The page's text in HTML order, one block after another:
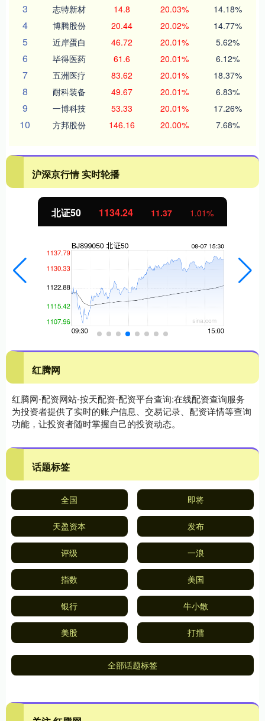
3 志特新材 14.8 20.03% 14.18%
4 博腾股份 20.44 20.02% 14.77%
5 近岸蛋白 46.72 20.01% 5.62%
6 毕得医药 61.6 20.01% 6.12%
7 五洲医疗 83.62 20.01% 18.37%
8 耐科装备 49.67 20.01% 6.83%
9 一博科技 53.33 20.01% 17.26%
10 方邦股份 146.16 20.00% 7.68%
沪深京行情 实时轮播
北证50 1134.24 11.37 1.01%
红腾网
红腾网-配资网站-按天配资-配资平台查询:在线配资查询服务
为投资者提供了实时的账户信息、交易记录、配资详情等查询
功能，让投资者随时掌握自己的投资动态。
话题标签
全国 即将
天盈资本 发布
评级 一浪
指数 美国
银行 牛小散
美股 打擂
全部话题标签